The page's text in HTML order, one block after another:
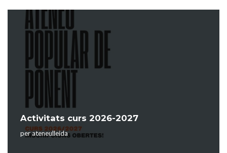
Activitats curs 2026-2027
perateneulleida